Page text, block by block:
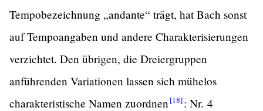
Tempobezeichnung „andante“ trägt, hat Bach sonst
auf Tempoangaben und andere Charakterisierungen
verzichtet. Den übrigen, die Dreiergruppen
anführenden Variationen lassen sich mühelos
charakteristische Namen zuordnen [18]: Nr. 4